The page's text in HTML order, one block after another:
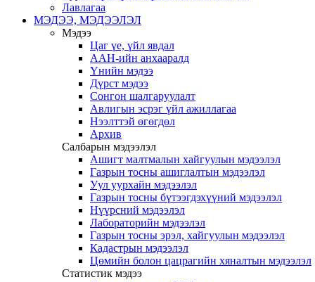
Лавлагаа
МЭДЭЭ, МЭДЭЭЛЭЛ
Мэдээ
Цаг үе, үйл явдал
ААН-ийн анхааралд
Үнийн мэдээ
Дүрст мэдээ
Сонгон шалгаруулалт
Авлигын эсрэг үйл ажиллагаа
Нээлттэй өгөгдөл
Архив
Салбарын мэдээлэл
Ашигт малтмалын хайгуулын мэдээлэл
Газрын тосны ашиглалтын мэдээлэл
Уул уурхайн мэдээлэл
Газрын тосны бүтээгдэхүүний мэдээлэл
Нүүрсний мэдээлэл
Лабораторийн мэдээлэл
Газрын тосны эрэл, хайгуулын мэдээлэл
Кадастрын мэдээлэл
Цөмийн болон цацрагийн хяналтын мэдээлэл
Статистик мэдээ